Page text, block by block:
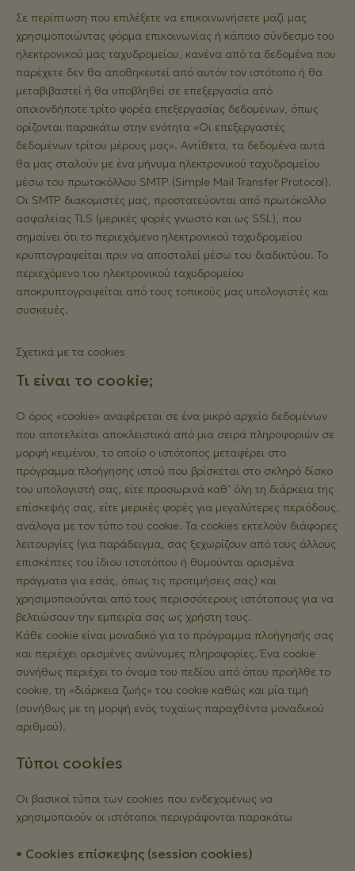
Σε περίπτωση που επιλέξετε να επικοινωνήσετε μαζί μας
χρησιμοποιώντας φόρμα επικοινωνίας ή κάποιο σύνδεσμο του
ηλεκτρονικού μας ταχυδρομείου, κανένα από τα δεδομένα που
παρέχετε δεν θα αποθηκευτεί από αυτόν τον ιστότοπο ή θα
μεταβιβαστεί ή θα υποβληθεί σε επεξεργασία από
οποιονδήποτε τρίτο φορέα επεξεργασίας δεδομένων, όπως
ορίζονται παρακάτω στην ενότητα «Οι επεξεργαστές
δεδομένων τρίτου μέρους μας». Αντίθετα, τα δεδομένα αυτά
θα μας σταλούν με ένα μήνυμα ηλεκτρονικού ταχυδρομείου
μέσω του πρωτοκόλλου SMTP (Simple Mail Transfer Protocol).
Οι SMTP διακομιστές μας, προστατεύονται από πρωτόκολλο
ασφαλείας TLS (μερικές φορές γνωστό και ως SSL), που
σημαίνει ότι το περιεχόμενο ηλεκτρονικού ταχυδρομείου
κρυπτογραφείται πριν να αποσταλεί μέσω του διαδικτύου. Το
περιεχόμενο του ηλεκτρονικού ταχυδρομείου
αποκρυπτογραφείται από τους τοπικούς μας υπολογιστές και
συσκευές.
Σχετικά με τα cookies
Τι είναι το cookie;
Ο όρος «cookie» αναφέρεται σε ένα μικρό αρχείο δεδομένων
που αποτελείται αποκλειστικά από μια σειρά πληροφοριών σε
μορφή κειμένου, το οποίο ο ιστότοπος μεταφέρει στο
πρόγραμμα πλοήγησης ιστού που βρίσκεται στο σκληρό δίσκο
του υπολογιστή σας, είτε προσωρινά καθ’ όλη τη διάρκεια της
επίσκεψής σας, είτε μερικές φορές για μεγαλύτερες περιόδους,
ανάλογα με τον τύπο του cookie. Τα cookies εκτελούν διάφορες
λειτουργίες (για παράδειγμα, σας ξεχωρίζουν από τους άλλους
επισκέπτες του ίδιου ιστοτόπου ή θυμούνται ορισμένα
πράγματα για εσάς, όπως τις προτιμήσεις σας) και
χρησιμοποιούνται από τους περισσότερους ιστότοπους για να
βελτιώσουν την εμπειρία σας ως χρήστη τους.
Κάθε cookie είναι μοναδικό για το πρόγραμμα πλοήγησής σας
και περιέχει ορισμένες ανώνυμες πληροφορίες. Ένα cookie
συνήθως περιέχει το όνομα του πεδίου από όπου προήλθε το
cookie, τη «διάρκεια ζωής» του cookie καθώς και μία τιμή
(συνήθως με τη μορφή ενός τυχαίως παραχθέντα μοναδικού
αριθμού).
Τύποι cookies
Οι βασικοί τύποι των cookies που ενδεχομένως να
χρησιμοποιούν οι ιστότοποι περιγράφονται παρακάτω
• Cookies επίσκεψης (session cookies)